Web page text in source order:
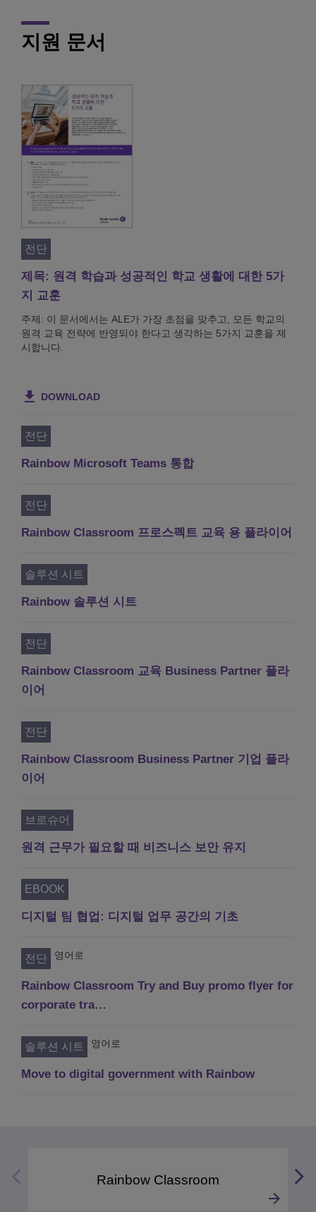
지원 문서
전단
제목: 원격 학습과 성공적인 학교 생활에 대한 5가
지 교훈
주제: 이 문서에서는 ALE가 가장 초점을 맞추고, 모든 학교의
원격 교육 전략에 반영되야 한다고 생각하는 5가지 교훈을 제
시합니다.
DOWNLOAD
전단
Rainbow Microsoft Teams 통합
전단
Rainbow Classroom 프로스펙트 교육 용 플라이어
솔루션 시트
Rainbow 솔루션 시트
전단
Rainbow Classroom 교육 Business Partner 플라
이어
전단
Rainbow Classroom Business Partner 기업 플라
이어
브로슈어
원격 근무가 필요할 때 비즈니스 보안 유지
EBOOK
디지털 팀 협업: 디지털 업무 공간의 기초
전단 영어로
Rainbow Classroom Try and Buy promo flyer for
corporate tra…
솔루션 시트 영어로
Move to digital government with Rainbow
Rainbow Classroom